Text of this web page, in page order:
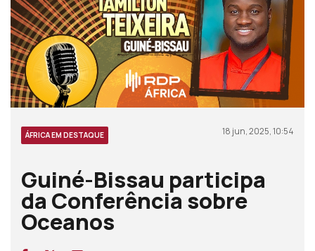
ÁFRICA EM DESTAQUE 18 jun, 2025, 10:54
Guiné-Bissau participa
da Conferência sobre
Oceanos